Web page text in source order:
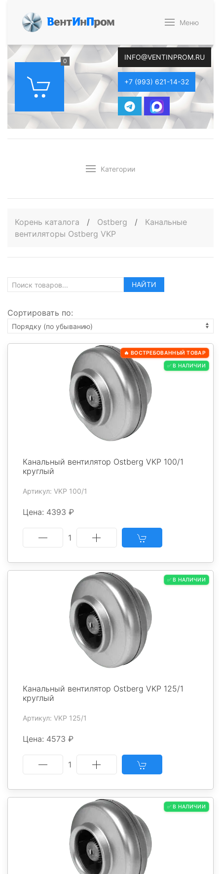
ВентИнПром Меню
0 INFO@VENTINPROM.RU
+7 (993) 621-14-32
Категории
Корень каталога / Ostberg /
Канальные
вентиляторы Ostberg VKP
НАЙТИ
Сортировать по:
🔥 ВОСТРЕБОВАННЫЙ ТОВАР
✅ В НАЛИЧИИ
Канальный вентилятор Ostberg VKP 100/1
круглый
Артикул: VKP 100/1
Цена: 4393 ₽
1
✅ В НАЛИЧИИ
Канальный вентилятор Ostberg VKP 125/1
круглый
Артикул: VKP 125/1
Цена: 4573 ₽
1
✅ В НАЛИЧИИ